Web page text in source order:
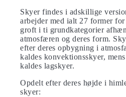
Skyer findes i adskillige
arbejder med ialt 27 former
groft i ti grundkategorier
atmosfæren og deres form.
efter deres opbygning i
kaldes konvektionsskyer,
kaldes lagskyer.
Opdelt efter deres højde i
skyer: